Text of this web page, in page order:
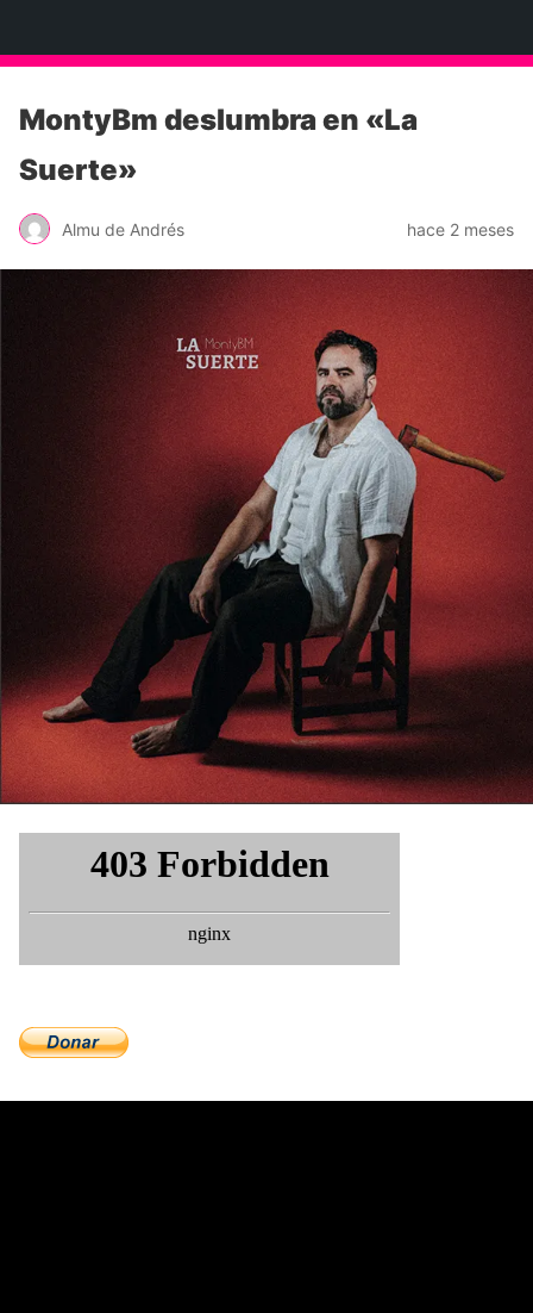
MontyBm deslumbra en «La
Suerte»
Almu de Andrés hace 2 meses